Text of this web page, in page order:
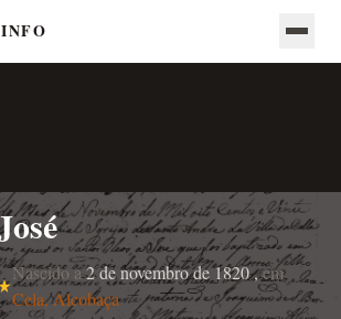
Nascido a2 de novembro de 1820 ,em
Cela, Alcobaça